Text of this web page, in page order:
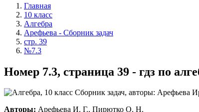
Главная
10 класс
Алгебра
Арефьева - Сборник задач
стр. 39
№7.3
Номер 7.3, страница 39 - гдз по
Авторы: Арефьева И. Г., Пирютко О. Н.